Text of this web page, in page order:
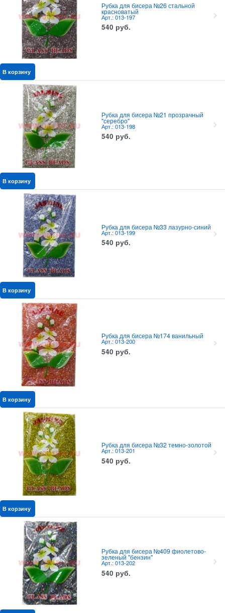
Рубка для бисера №26 стальной
красноватый
Арт.: 013-197
540 руб.
В корзину
Рубка для бисера №21 прозрачный
"серебро"
Арт.: 013-198
540 руб.
В корзину
Рубка для бисера №33 лазурно-синий
Арт.: 013-199
540 руб.
В корзину
Рубка для бисера №174 ванильный
Арт.: 013-200
540 руб.
В корзину
Рубка для бисера №32 темно-золотой
Арт.: 013-201
540 руб.
В корзину
Рубка для бисера №409 фиолетово-
зеленый "бензин"
Арт.: 013-202
540 руб.